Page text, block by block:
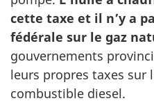
cette taxe et il n’y a
fédérale sur le gaz
gouvernements
leurs propres taxes sur
combustible diesel.